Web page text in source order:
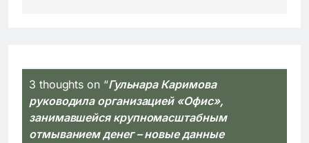
3 thoughts on “Гульнара Каримова
руководила организацией «Офис»,
занимавшейся крупномасштабным
отмыванием денег – новые данные